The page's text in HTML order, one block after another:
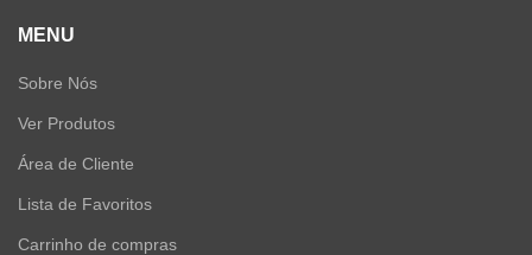
MENU
Sobre Nós
Ver Produtos
Área de Cliente
Lista de Favoritos
Carrinho de compras